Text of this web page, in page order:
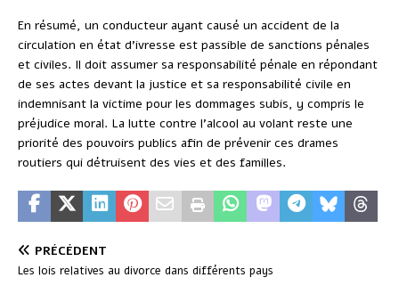
En résumé, un conducteur ayant causé un accident de la
circulation en état d’ivresse est passible de sanctions pénales
et civiles. Il doit assumer sa responsabilité pénale en répondant
de ses actes devant la justice et sa responsabilité civile en
indemnisant la victime pour les dommages subis, y compris le
préjudice moral. La lutte contre l’alcool au volant reste une
priorité des pouvoirs publics afin de prévenir ces drames
routiers qui détruisent des vies et des familles.
PRÉCÉDENT
Les lois relatives au divorce dans différents pays